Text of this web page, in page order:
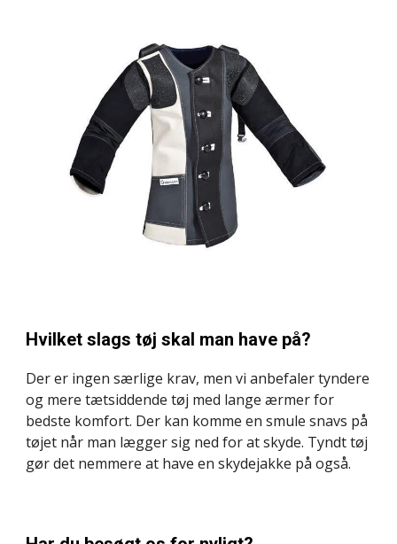
Hvilket slags tøj skal man have på?
Der er ingen særlige krav, men vi anbefaler tyndere
og mere tætsiddende tøj med lange ærmer for
bedste komfort. Der kan komme en smule snavs på
tøjet når man lægger sig ned for at skyde. Tyndt tøj
gør det nemmere at have en skydejakke på også.